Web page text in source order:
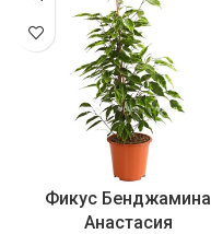
Фикус Бенджамина
Анастасия